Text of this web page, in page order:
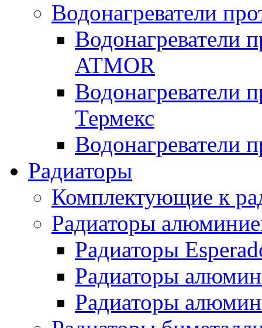
Водонагреватели
Водонагреватели
ATMOR
Водонагреватели
Термекс
Водонагреватели
Радиаторы
Комплектующие к
Радиаторы
Радиаторы
Радиаторы
Радиаторы